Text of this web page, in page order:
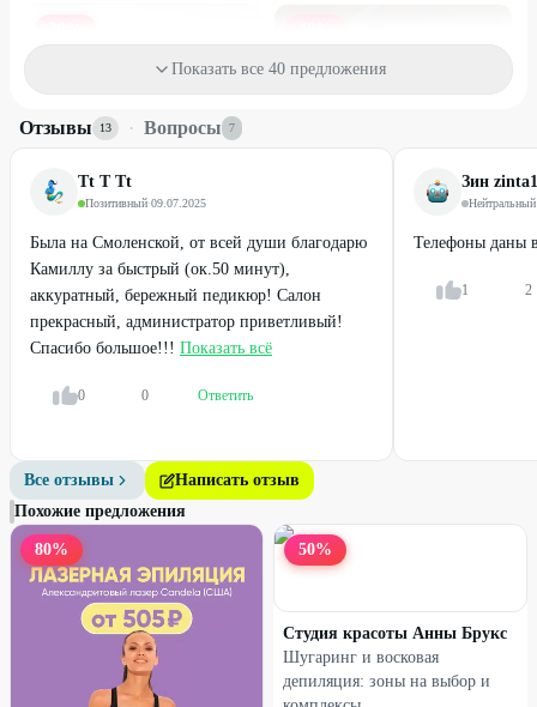
Профи
Японский маникюр + SPA-
1365₽
Профи
50% 30%
Показать все 40 предложения
Отзывы 13 · Вопросы 7
Tt T Tt
Позитивный·09.07.2025
Была на Смоленской, от всей души благодарю
Камиллу за быстрый (ок.50 минут),
аккуратный, бережный педикюр! Салон
прекрасный, администратор приветливый!
Спасибо большое!!! Показать всё
0 0 Ответить
Зин
Нейтральный
Телефоны даны
1 2
Все отзывы
Написать отзыв
Похожие предложения
80% 50%
Студия красоты Анны Брукс
Шугаринг и восковая
депиляция: зоны на выбор и